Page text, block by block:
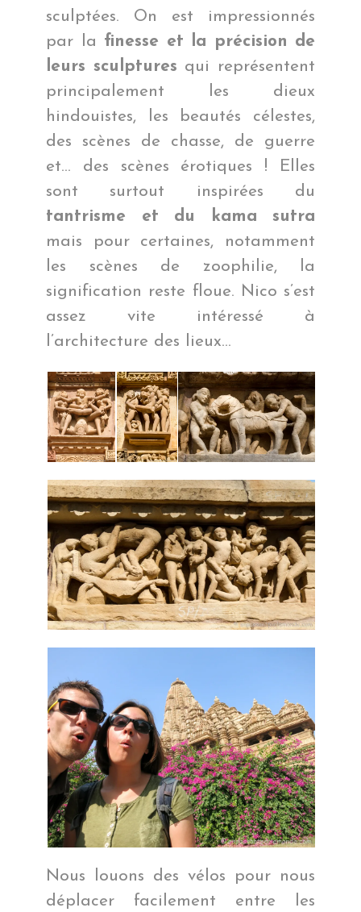
sculptées. On est impressionnés
par la finesse et la précision de
leurs sculptures qui représentent
principalement les dieux
hindouistes, les beautés célestes,
des scènes de chasse, de guerre
et… des scènes érotiques ! Elles
sont surtout inspirées du
tantrisme et du kama sutra
mais pour certaines, notamment
les scènes de zoophilie, la
signification reste floue. Nico s’est
assez vite intéressé à
l’architecture des lieux…
Nous louons des vélos pour nous
déplacer facilement entre les